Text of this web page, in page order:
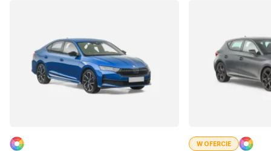
W OFERCIE